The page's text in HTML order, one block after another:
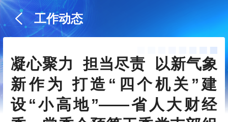
工作动态
凝心聚力  担当尽责  以新气象
新作为 打造“四个机关”建
设“小高地”——省人大财经